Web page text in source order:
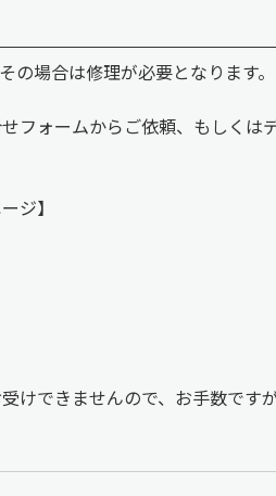
の場合は修理が必要となります。
フォームからご依頼、もしくは
ジ】
けできませんので、お手数です